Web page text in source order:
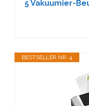
5 Vakuumier-
BESTSELLER NR. 4